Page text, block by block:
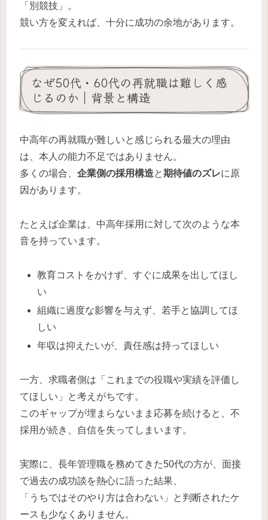
「別競技」。
競い方を変えれば、十分に成功の余地があります。
なぜ50代・60代の再就職は難しく感
じるのか｜背景と構造
中高年の再就職が難しいと感じられる最大の理由
は、本人の能力不足ではありません。
多くの場合、 企業側の採用構造と期待値のズレに原
因があります。
たとえば企業は、中高年採用に対して次のような本
音を持っています。
教育コストをかけず、すぐに成果を出してほし
い
組織に過度な影響を与えず、若手と協調してほ
しい
年収は抑えたいが、責任感は持ってほしい
一方、求職者側は「これまでの役職や実績を評価し
てほしい」と考えがちです。
このギャップが埋まらないまま応募を続けると、不
採用が続き、自信を失ってしまいます。
実際に、長年管理職を務めてきた50代の方が、面接
で過去の成功談を熱心に語った結果、
「うちではそのやり方は合わない」と判断されたケ
ースも少なくありません。